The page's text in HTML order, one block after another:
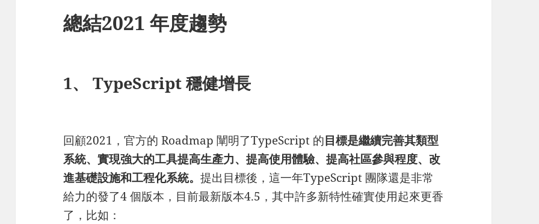
總結2021 年度趨勢
1、 TypeScript 穩健增長
回顧2021，官方的 Roadmap 闡明了TypeScript 的目標是繼續完善其類型
系統、實現強大的工具提高生產力、提高使用體驗、提高社區參與程度、改
進基礎設施和工程化系統。提出目標後，這一年TypeScript 團隊還是非常
給力的發了4 個版本，目前最新版本4.5，其中許多新特性確實使用起來更香
了，比如：